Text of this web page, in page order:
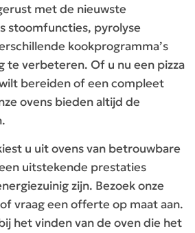
met de nieuwste
stoomfuncties, pyrolyse
kookprogramma’s
te verbeteren. Of u nu een pizza
bereiden of een compleet
ovens bieden altijd de
u uit ovens van betrouwbare
uitstekende prestaties
zijn. Bezoek onze
vraag een offerte op maat aan.
het vinden van de oven die het